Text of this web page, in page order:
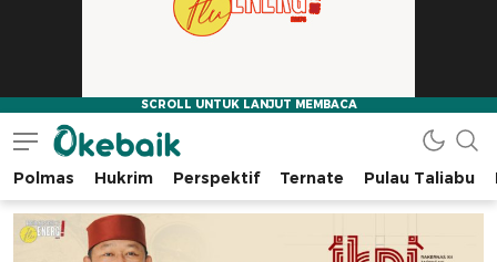
Okebaik.id
Baiknya Dibaca
Polmas Hukrim Perspektif Ternate Pulau Taliabu